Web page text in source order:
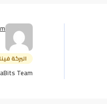
البركة فينا
Team